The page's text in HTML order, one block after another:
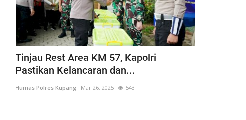
Tinjau Rest Area KM 57, Kapolri
Pastikan Kelancaran dan...
Humas Polres Kupang Mar 26, 2025 543